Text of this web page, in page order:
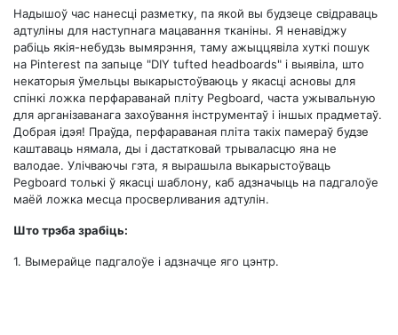
Надышоў час нанесці разметку, па якой вы будзеце свідраваць
адтуліны для наступнага мацавання тканіны. Я ненавіджу
рабіць якія-небудзь вымярэння, таму ажыццявіла хуткі пошук
на Pinterest па запыце "DIY tufted headboards" і выявіла, што
некаторыя ўмельцы выкарыстоўваюць у якасці асновы для
спінкі ложка перфараванай пліту Pegboard, часта ужывальную
для арганізаванага захоўвання інструментаў і іншых прадметаў.
Добрая ідэя! Праўда, перфараваная пліта такіх памераў будзе
каштаваць нямала, ды і дастатковай трываласцю яна не
валодае. Улічваючы гэта, я вырашыла выкарыстоўваць
Pegboard толькі ў якасці шаблону, каб адзначыць на падгалоўе
маёй ложка месца просверливания адтулін.
Што трэба зрабіць:
1. Вымерайце падгалоўе і адзначце яго цэнтр.